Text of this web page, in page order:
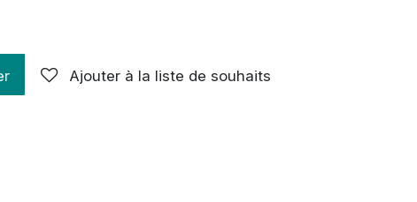
Ajouter à la liste de souhaits